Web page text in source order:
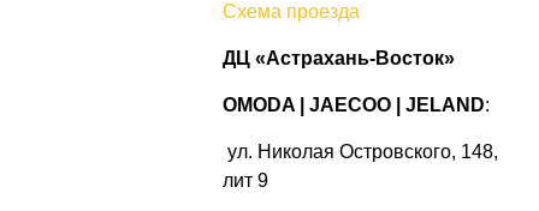
Схема проезда
ДЦ «Астрахань-Восток»
OMODA | JAECOO | JELAND:
ул. Николая Островского, 148,
лит 9